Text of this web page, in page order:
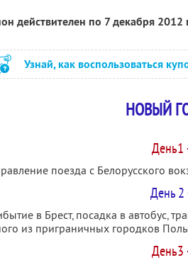
действителен по 7 декабря 2012
Узнай, как воспользоваться
НОВЫЙ
День1
поезда с Белорусского
День 2
в Брест, посадка в автобус,
из приграничных городков
День3